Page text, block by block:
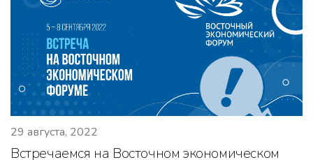
29 августа, 2022
Встречаемся на Восточном экономическом